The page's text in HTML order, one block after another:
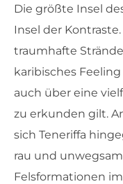
Die größte Insel
Insel der
traumhafte
karibisches
auch über eine
zu erkunden gilt.
sich Teneriffa
rau und
Felsformationen